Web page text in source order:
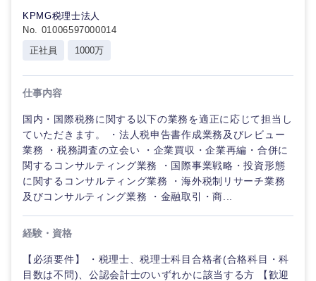
KPMG税理士法人
No. 01006597000014
正社員
1000万
仕事内容
国内・国際税務に関する以下の業務を適正に応じて担当し
ていただきます。 ・法人税申告書作成業務及びレビュー
業務 ・税務調査の立会い ・企業買収・企業再編・合併に
関するコンサルティング業務 ・国際事業戦略・投資形態
に関するコンサルティング業務 ・海外税制リサーチ業務
及びコンサルティング業務 ・金融取引・商...
経験・資格
【必須要件】 ・税理士、税理士科目合格者(合格科目・科
目数は不問)、公認会計士のいずれかに該当する方 【歓迎